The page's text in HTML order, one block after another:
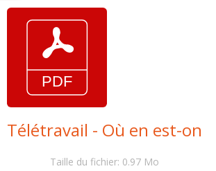
Télétravail - Où en est-on
Taille du fichier: 0.97 Mo